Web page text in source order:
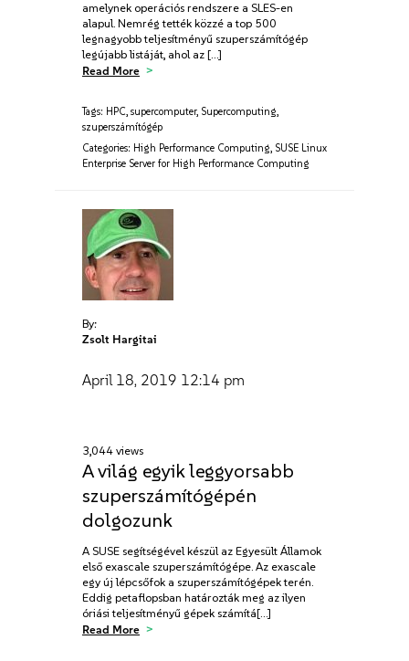
amelynek operációs rendszere a SLES-en
alapul. Nemrég tették közzé a top 500
legnagyobb teljesítményű szuperszámítógép
legújabb listáját, ahol az […]
Read More
Tags: HPC, supercomputer, Supercomputing,
szuperszámítógép
Categories: High Performance Computing, SUSE Linux
Enterprise Server for High Performance Computing
By:
Zsolt Hargitai
April 18, 2019 12:14 pm
3,044 views
A világ egyik leggyorsabb
szuperszámítógépén
dolgozunk
A SUSE segítségével készül az Egyesült Államok
első exascale szuperszámítógépe. Az exascale
egy új lépcsőfok a szuperszámítógépek terén.
Eddig petaflopsban határozták meg az ilyen
óriási teljesítményű gépek számítá[…]
Read More